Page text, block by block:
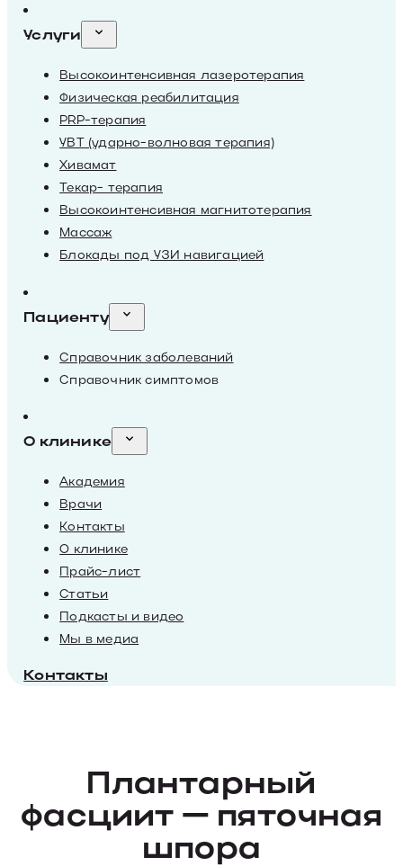
Услуги
Высокоинтенсивная лазеротерапия
Физическая реабилитация
PRP-терапия
УВТ (ударно-волновая терапия)
Хивамат
Текар- терапия
Высокоинтенсивная магнитотерапия
Массаж
Блокады под УЗИ навигацией
Пациенту
Справочник заболеваний
Справочник симптомов
О клинике
Академия
Врачи
Контакты
О клинике
Прайс-лист
Статьи
Подкасты и видео
Мы в медиа
Контакты
Плантарный
фасциит — пяточная
шпора